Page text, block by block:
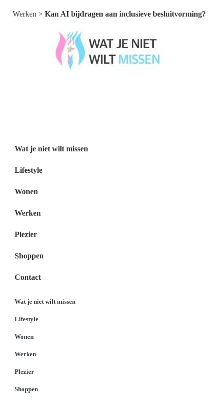
Werken > Kan AI bijdragen aan inclusieve besluitvorming?
Wat je niet wilt missen
Lifestyle
Wonen
Werken
Plezier
Shoppen
Contact
Wat je niet wilt missen
Lifestyle
Wonen
Werken
Plezier
Shoppen